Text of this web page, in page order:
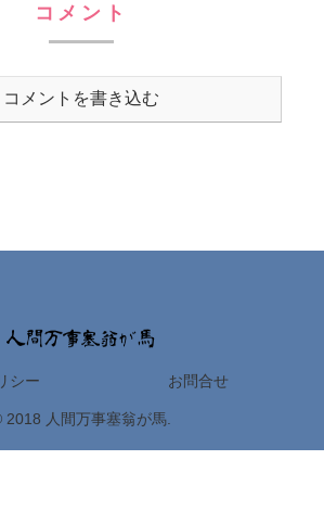
コメント
コメントを書き込む
シー お問合せ
2018 人間万事塞翁が馬.